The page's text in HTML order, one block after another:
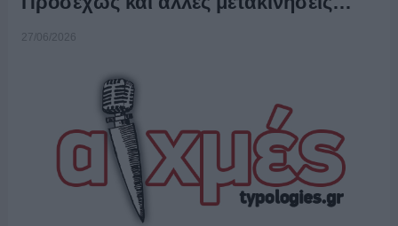
27/06/2026